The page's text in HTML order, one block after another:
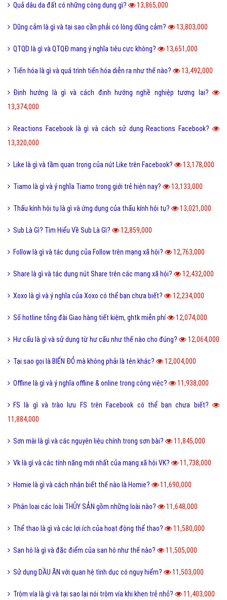
Quả dâu da đất có những công dụng gì? 13,865,000
Dũng cảm là gì và tại sao cần phải có lòng dũng cảm? 13,803,000
QTQD là gì và QTQĐ mang ý nghĩa tiêu cực không? 13,651,000
Tiến hóa là gì và quá trình tiến hóa diễn ra như thế nào? 13,492,000
Định hướng là gì và cách định hướng nghề nghiệp tương lai?
13,374,000
Reactions Facebook là gì và cách sử dụng Reactions Facebook?
13,320,000
Like là gì và tầm quan trọng của nút Like trên Facebook? 13,178,000
Tiamo là gì và ý nghĩa Tiamo trong giới trẻ hiện nay? 13,133,000
Thấu kính hội tụ là gì và ứng dụng của thấu kính hội tụ? 13,021,000
Sub Là Gì? Tìm Hiểu Về Sub Là Gì? 12,859,000
Follow là gì và tác dụng của Follow trên mạng xã hội? 12,763,000
Share là gì và tác dụng nút Share trên các mạng xã hội? 12,432,000
Xoxo là gì và ý nghĩa của Xoxo có thể bạn chưa biết? 12,234,000
Số hotline tổng đài Giao hàng tiết kiệm, ghtk miễn phí 12,074,000
Hư cấu là gì và sử dụng từ hư cấu như thế nào cho đúng? 12,064,000
Tại sao gọi là BIỂN ĐỎ mà không phải là tên khác? 12,004,000
Offline là gì và ý nghĩa offline & online trong công việc? 11,938,000
FS là gì và trào lưu FS trên Facebook có thể bạn chưa biết?
11,884,000
Sơn mài là gì và các nguyên liệu chính trong sơn bài? 11,845,000
Vk là gì và các tính năng mới nhất của mạng xã hội VK? 11,738,000
Homie là gì và cách nhận biết thế nào là Homie? 11,690,000
Phân loại các loài THỦY SẢN gồm những loài nào? 11,648,000
Thể thao là gì và các lợi ích của hoạt động thể thao? 11,580,000
San hô là gì và đặc điểm của san hô như thế nào? 11,505,000
Sử dụng DẦU ĂN với quan hệ tình dục có nguy hiểm? 11,503,000
Trộm vía là gì và tại sao lại nói trộm vía khi khen trẻ nhỏ? 11,403,000